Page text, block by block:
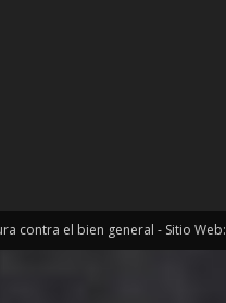
contra el bien general - Sitio Web: